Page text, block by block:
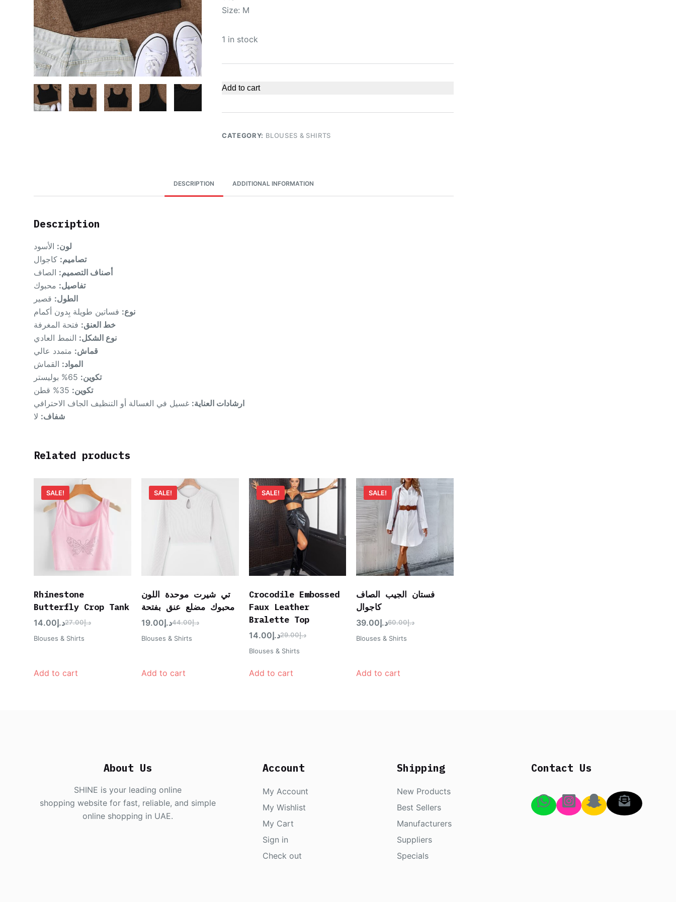
Size: M
1 in stock
Add to cart
CATEGORY: BLOUSES & SHIRTS
DESCRIPTION ADDITIONAL INFORMATION
Description
لون: الأسود
تصاميم: كاجوال
أصناف التصميم: الصاف
تفاصيل: محبوك
الطول: قصير
نوع: فساتين طويلة بِدون أكمام
خط العنق: فتحة المغرفة
نوع الشكل: النمط العادي
قماش: متمدد عالي
المواد: القماش
تكوين:
تكوين:
ارشادات العناية: غسيل في الغسالة أو التنظيف الجاف الاحترافي
شفاف: لا
Related products
SALE!
Rhinestone
Butterfly Crop Tank
د.إ27.00د.إ14.00
Blouses & Shirts
Add to cart
SALE!
تي شيرت موحدة اللون
محبوك مضلع عنق بفتحة
د.إ44.00د.إ19.00
Blouses & Shirts
Add to cart
SALE!
Crocodile Embossed
Faux Leather
Bralette Top
د.إ29.00د.إ14.00
Blouses & Shirts
Add to cart
SALE!
فستان الجيب الصاف
كاجوال
د.إ60.00د.إ39.00
Blouses & Shirts
Add to cart
About Us
SHINE is your leading online
shopping website for fast, reliable, and simple
online shopping in UAE.
Account
My Account
My Wishlist
My Cart
Sign in
Check out
Shipping
New Products
Best Sellers
Manufacturers
Suppliers
Specials
Contact Us